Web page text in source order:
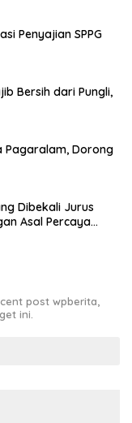
Penyajian SPPG
Bersih dari Pungli,
Pagaralam, Dorong
Dibekali Jurus
Asal Percaya
post wpberita,
ini.